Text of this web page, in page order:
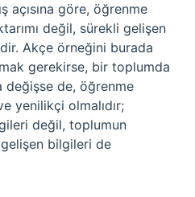
açısına göre, öğrenme
değil, sürekli gelişen
Akçe örneğini burada
gerekirse, bir toplumda
değişse de, öğrenme
yenilikçi olmalıdır;
değil, toplumun
bilgileri de